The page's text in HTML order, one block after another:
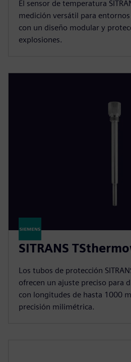
El sensor de temperatura
medición versátil para
con un diseño modular y
explosiones.
SITRANS
Los tubos de protección
ofrecen un ajuste preciso para
con longitudes de hasta 1000
precisión milimétrica.